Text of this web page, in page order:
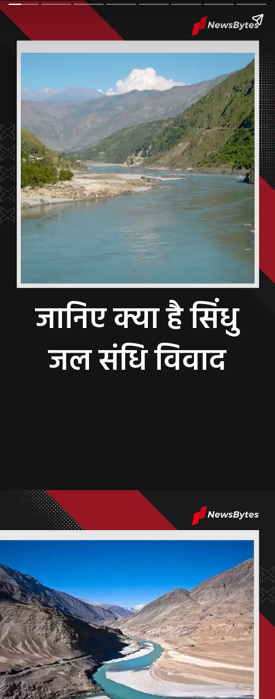
जानिए क्या है सिंधु
जल संधि विवाद